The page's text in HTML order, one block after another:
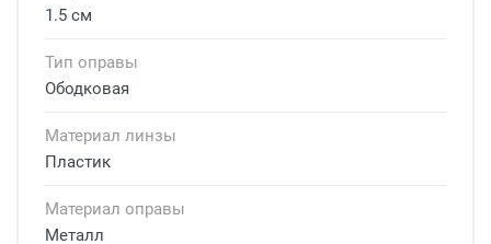
1.5 см
Тип оправы
Ободковая
Материал линзы
Пластик
Материал оправы
Металл